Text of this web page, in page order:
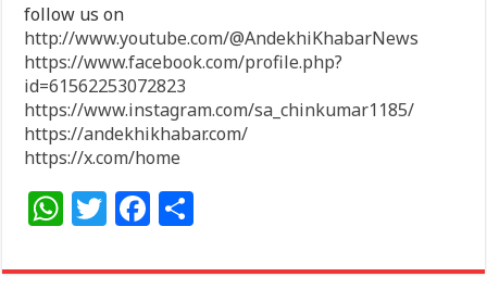
follow us on
http://www.youtube.com/@AndekhiKhabarNews
https://www.facebook.com/profile.php?
id=61562253072823
https://www.instagram.com/sa_chinkumar1185/
https://andekhikhabar.com/
https://x.com/home
W
at
T
itt
F
c ar